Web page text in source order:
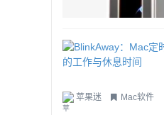
苹果迷 Mac软件